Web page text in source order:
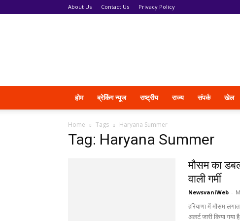
About Us Contact Us Privacy Policy
होम ब्रेकिंग न्यूज राष्ट्रीय राज्य संपर्क खेल
Home Tags Haryana Summer
Tag: Haryana Summer
मौसम का
वाली गर्मी
NewsvaniWeb -
हरियाणा में मौसम
अलर्ट जारी किया गया